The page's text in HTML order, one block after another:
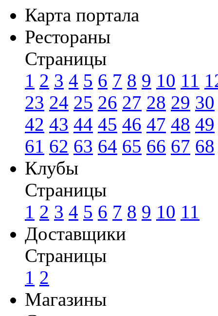
Карта портала
Рестораны
Страницы
1 2 3 4 5 6 7 8 9 10 11
23 24 25 26 27 28 29 30
42 43 44 45 46 47 48 49
61 62 63 64 65 66 67 68
Клубы
Страницы
1 2 3 4 5 6 7 8 9 10 11
Доставщики
Страницы
1 2
Магазины